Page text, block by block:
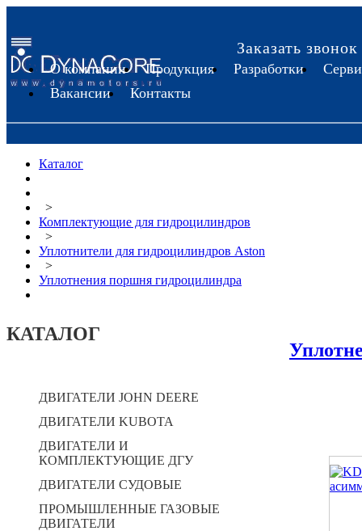
Заказать звонок
О компании Продукция Разработки
Вакансии
Контакты
Каталог
>
Комплектующие для гидроцилиндров
>
Уплотнители для гидроцилиндров Aston
>
Уплотнения поршня гидроцилиндра
КАТАЛОГ
ДВИГАТЕЛИ JOHN DEERE
ДВИГАТЕЛИ KUBOTA
ДВИГАТЕЛИ И
КОМПЛЕКТУЮЩИЕ ДГУ
ДВИГАТЕЛИ СУДОВЫЕ
ПРОМЫШЛЕННЫЕ ГАЗОВЫЕ
ДВИГАТЕЛИ